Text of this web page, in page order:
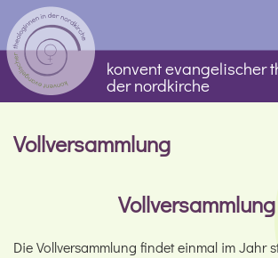
konvent evangelischer
der nordkirche
Vollversammlung
Vollversammlung
Die Vollversammlung findet einmal im Jahr